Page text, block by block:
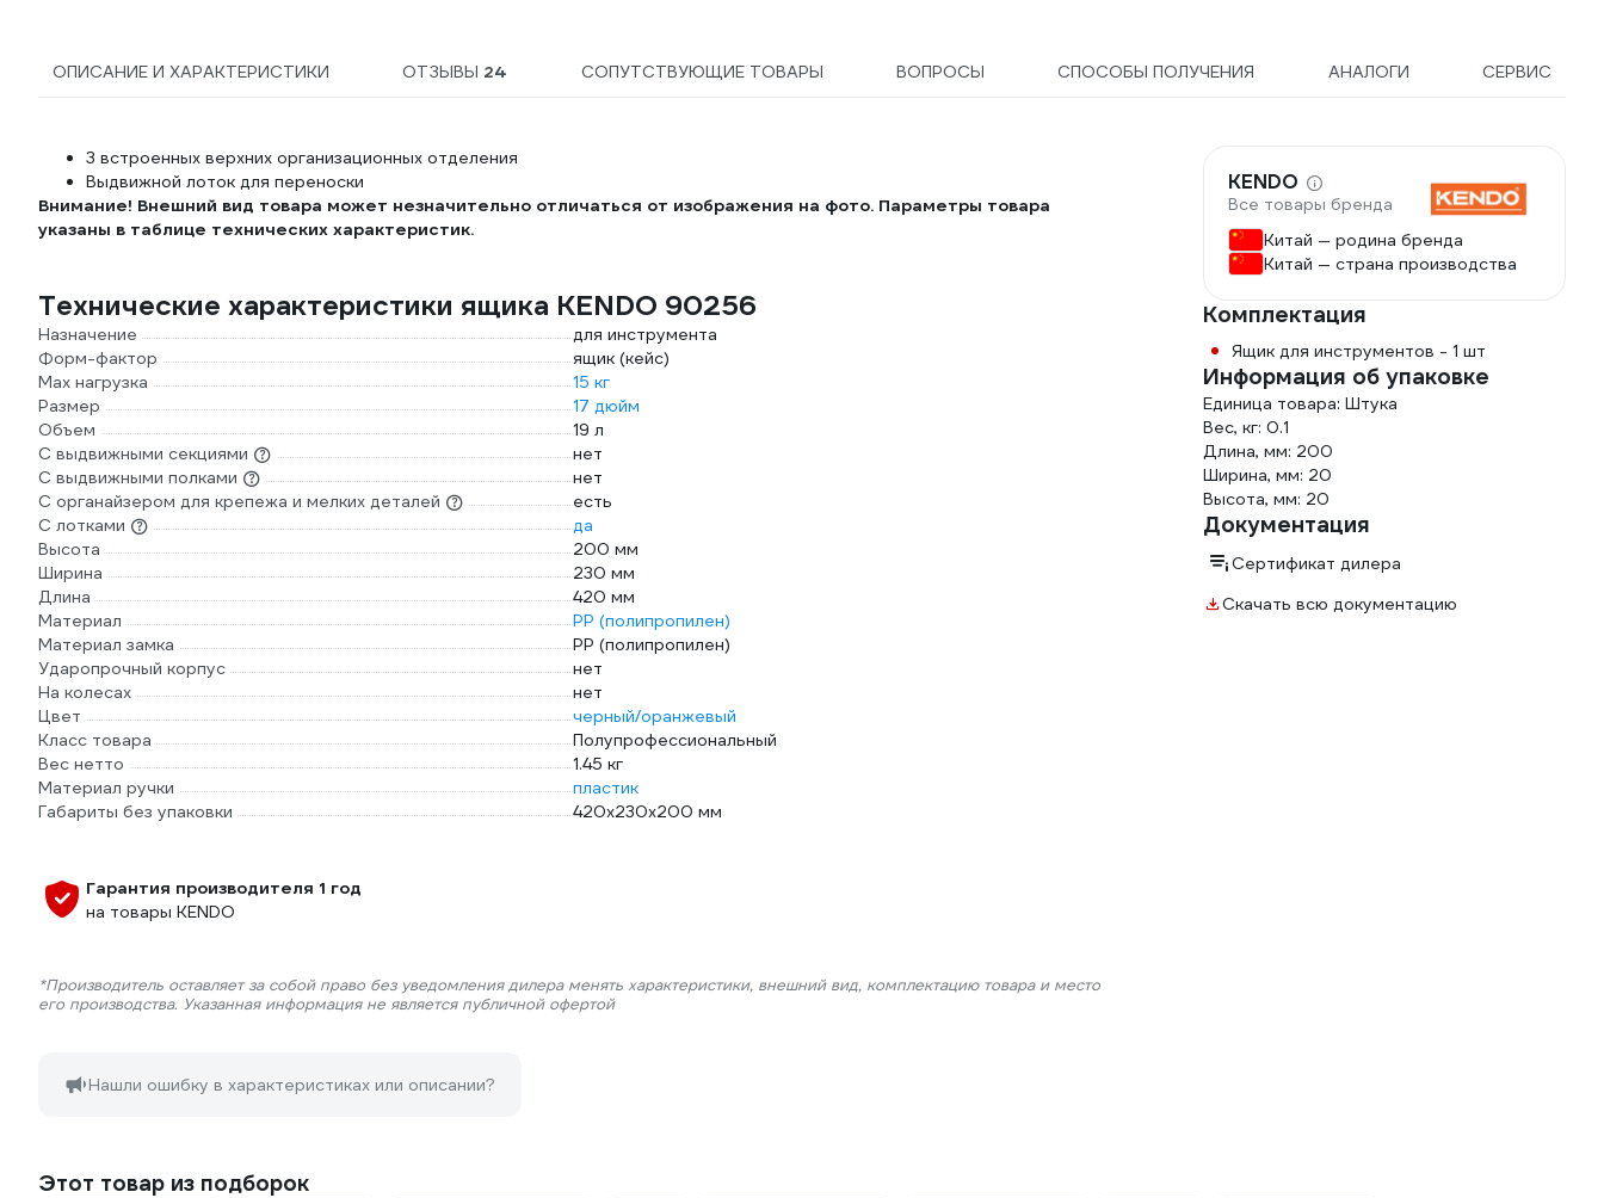
ОПИСАНИЕ И ХАРАКТЕРИСТИКИ ОТЗЫВЫ 24 СОПУТСТВУЮЩИЕ ТОВАРЫ ВОПРОСЫ СПОСОБЫ ПОЛУЧЕНИЯ АНАЛОГИ СЕРВИС
3 встроенных верхних организационных отделения
Выдвижной лоток для переноски
Внимание! Внешний вид товара может незначительно отличаться от изображения на фото. Параметры товара
указаны в таблице технических характеристик.
Технические характеристики ящика KENDO 90256
Назначение
для инструмента
Форм-фактор
ящик (кейс)
Мах нагрузка
15 кг
Размер
17 дюйм
Объем
19 л
С выдвижными секциями
нет
С выдвижными полками
нет
С органайзером для крепежа и мелких деталей
есть
С лотками
да
Высота
200 мм
Ширина
230 мм
Длина
420 мм
Материал
PP (полипропилен)
Материал замка
PP (полипропилен)
Ударопрочный корпус
нет
На колесах
нет
Цвет
черный/оранжевый
Класс товара
Полупрофессиональный
Вес нетто
1.45 кг
Материал ручки
пластик
Габариты без упаковки
420х230х200 мм
Гарантия производителя 1 год
на товары KENDO
*Производитель оставляет за собой право без уведомления дилера менять характеристики, внешний вид, комплектацию товара и место
его производства. Указанная информация не является публичной офертой
Нашли ошибку в характеристиках или описании?
KENDO
Все товары бренда
Китай — родина бренда
Китай — страна производства
Комплектация
Ящик для инструментов - 1 шт
Информация об упаковке
Единица товара: Штука
Вес, кг: 0.1
Длина, мм: 200
Ширина, мм: 20
Высота, мм: 20
Документация
Сертификат дилера
Скачать всю документацию
Этот товар из подборок